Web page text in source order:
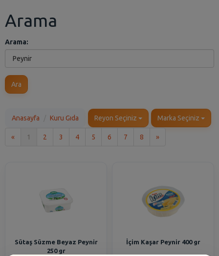
Arama
Arama:
Ara
Anasayfa Kuru Gıda Reyon Seçiniz Marka Seçiniz
« 1 2 3 4 5 6 7 8 »Son
Sütaş Süzme Beyaz Peynir
250 gr
İçim Kaşar Peynir 400 gr